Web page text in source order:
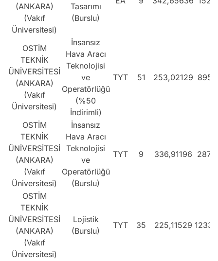
(ANKARA)
(Vakıf
Üniversitesi)
Tasarımı
(Burslu)
OSTİM
TEKNİK
ÜNİVERSİTESİ
(ANKARA)
(Vakıf
Üniversitesi)
İnsansız
Hava Aracı
Teknolojisi
ve
Operatörlüğü
(%50
İndirimli)
TYT 51 253,02129
OSTİM
TEKNİK
ÜNİVERSİTESİ
(ANKARA)
(Vakıf
Üniversitesi)
İnsansız
Hava Aracı
Teknolojisi
ve
Operatörlüğü
(Burslu)
TYT 9 336,91196
OSTİM
TEKNİK
ÜNİVERSİTESİ
(ANKARA)
(Vakıf
Üniversitesi)
Lojistik
(Burslu)
TYT 35 225,11529